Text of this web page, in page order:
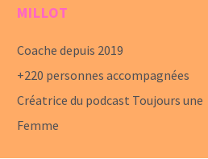
MILLOT
Coache depuis 2019
+220 personnes accompagnées
Créatrice du podcast Toujours une
Femme